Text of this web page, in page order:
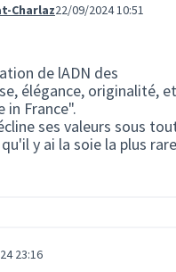
Charlaz22/09/2024 10:51
de lADN des
élégance, originalité, et
in France".
ses valeurs sous
y ai la soie la plus
23:16